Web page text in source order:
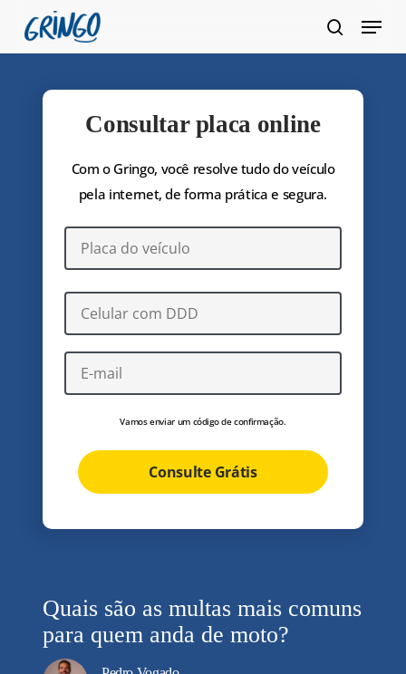
Pular
para
conteúdo
Menu
Consultar placa online
Com o Gringo, você resolve tudo do veículo
pela internet, de forma prática e segura.
Vamos enviar um código de confirmação.
Consulte Grátis
Quais são as multas mais comuns
para quem anda de moto?